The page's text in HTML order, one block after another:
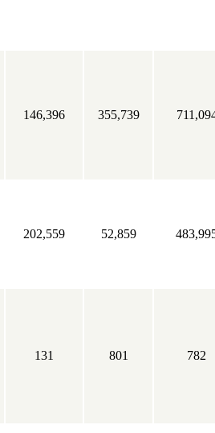
146,396 355,739
202,559 52,859
131 801 782